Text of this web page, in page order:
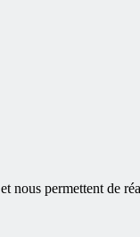
permettent de